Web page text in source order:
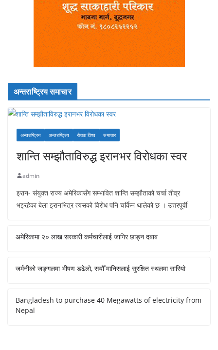
अन्तराष्ट्रिय समाचार
अन्तराष्ट्रिय अन्तराष्ट्रिय रोचक विश्व समाचार
शान्ति सम्झौताविरुद्ध इरानभर विरोधका स्वर
admin
इरान- संयुक्त राज्य अमेरिकासँग सम्भावित शान्ति सम्झौताको चर्चा तीव्र
भइरहेका बेला इरानभित्र त्यसको विरोध पनि चर्किन थालेको छ । उत्तरपूर्वी
अमेरिकामा २० लाख सरकारी कर्मचारीलाई जागिर छाड्न दबाब
जर्मनीको जङ्गलमा भीषण डढेलो, सयौँ मानिसलाई सुरक्षित स्थलमा सारियो
Bangladesh to purchase 40 Megawatts of electricity from
Nepal